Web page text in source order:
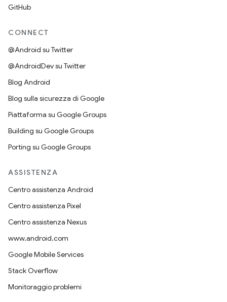
GitHub
CONNECT
@Android su Twitter
@AndroidDev su Twitter
Blog Android
Blog sulla sicurezza di Google
Piattaforma su Google Groups
Building su Google Groups
Porting su Google Groups
ASSISTENZA
Centro assistenza Android
Centro assistenza Pixel
Centro assistenza Nexus
www.android.com
Google Mobile Services
Stack Overflow
Monitoraggio problemi